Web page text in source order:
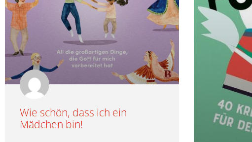
Wie schön, dass ich ein
Mädchen bin!